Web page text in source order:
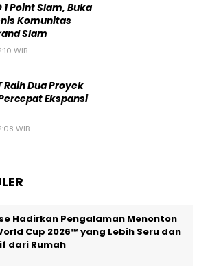
Point Slam, Buka
Komunitas
Slam
WIB
Raih Dua Proyek
Ekspansi
WIB
Hadirkan Pengalaman Menonton
Cup 2026™ yang Lebih Seru dan
dari Rumah